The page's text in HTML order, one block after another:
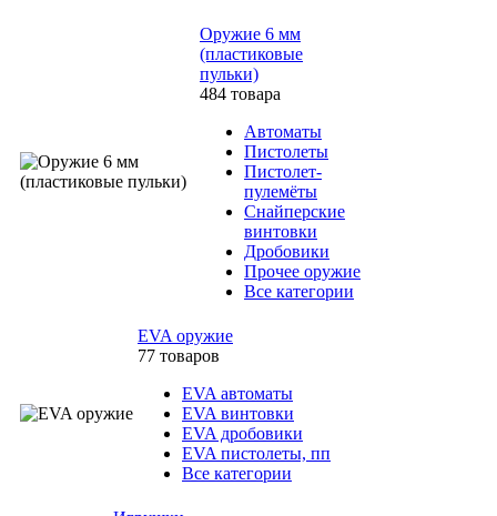
Оружие 6 мм
(пластиковые
пульки)
484 товара
Автоматы
Пистолеты
Пистолет-
пулемёты
Снайперские
винтовки
Дробовики
Прочее оружие
Все категории
EVA оружие
77 товаров
EVA автоматы
EVA винтовки
EVA дробовики
EVA пистолеты, пп
Все категории